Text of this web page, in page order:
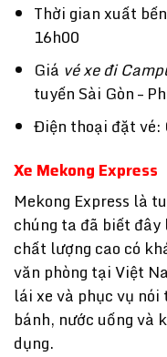
Thời gian xuất
16h00
Giá vé xe đi
tuyến Sài Gòn –
Điện thoại đặt vé:
Xe Mekong Express
Mekong Express là
chúng ta đã biết
chất lượng cao có
văn phòng tại Việt
lái xe và phục vụ
bánh, nước uống và
dụng.